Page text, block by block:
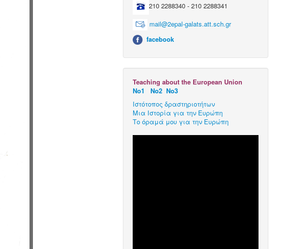
210 2288340 - 210 2288341
mail@2epal-galats.att.sch.gr
facebook
Teaching about the European Union
Νο1
Νο2 Νο3
Ιστότοπος δραστηριοτήτων
Μια Ιστορία για την Ευρώπη
Το όραμά μου για την Ευρώπη